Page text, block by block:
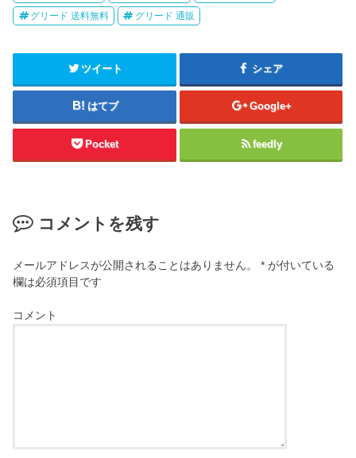
グリード 送料無料 グリード 通販
ツイート シェア
はてブ Google+
Pocket feedly
コメントを残す
メールアドレスが公開されることはありません。 * が付いている
欄は必須項目です
コメント